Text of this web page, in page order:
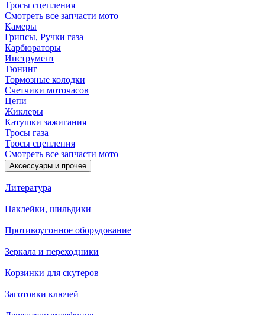
Тросы сцепления
Смотреть все запчасти мото
Камеры
Грипсы, Ручки газа
Карбюраторы
Инструмент
Тюнинг
Тормозные колодки
Счетчики моточасов
Цепи
Жиклеры
Катушки зажигания
Тросы газа
Тросы сцепления
Смотреть все запчасти мото
Аксессуары и прочее
Литература
Наклейки, шильдики
Противоугонное оборудование
Зеркала и переходники
Корзинки для скутеров
Заготовки ключей